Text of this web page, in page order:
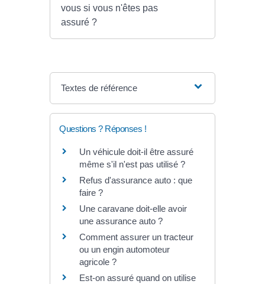
vous si vous n'êtes pas
assuré ?
Textes de référence
Questions ? Réponses !
Un véhicule doit-il être assuré
même s'il n'est pas utilisé ?
Refus d'assurance auto : que
faire ?
Une caravane doit-elle avoir
une assurance auto ?
Comment assurer un tracteur
ou un engin automoteur
agricole ?
Est-on assuré quand on utilise